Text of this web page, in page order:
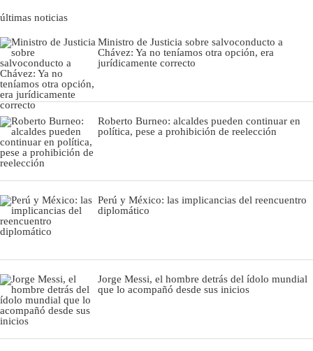
últimas noticias
Ministro de Justicia sobre salvoconducto a
Chávez: Ya no teníamos otra opción, era
jurídicamente correcto
Roberto Burneo: alcaldes pueden continuar en
política, pese a prohibición de reelección
Perú y México: las implicancias del reencuentro
diplomático
Jorge Messi, el hombre detrás del ídolo mundial
que lo acompañó desde sus inicios